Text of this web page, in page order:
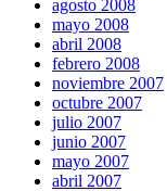
agosto 2008
mayo 2008
abril 2008
febrero 2008
noviembre 2007
octubre 2007
julio 2007
junio 2007
mayo 2007
abril 2007